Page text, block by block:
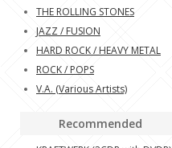
THE ROLLING STONES
JAZZ / FUSION
HARD ROCK / HEAVY METAL
ROCK / POPS
V.A. (Various Artists)
Recommended